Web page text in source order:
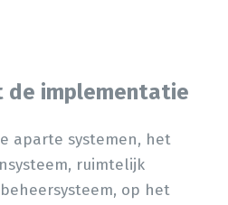
de implementatie
aparte systemen, het
ruimtelijk
op het